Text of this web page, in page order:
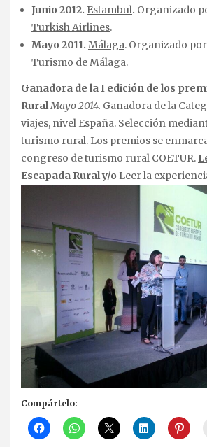
Junio 2012. Estambul. Organizado
Turkish Airlines.
Mayo 2011. Málaga. Organizado
Turismo de Málaga.
Ganadora de la I edición de los
RuralMayo 2014. Ganadora de la
viajes, nivel España. Selección
turismo rural. Los premios se
congreso de turismo rural COETUR.
Escapada Ruraly/o Leer la
Compártelo: